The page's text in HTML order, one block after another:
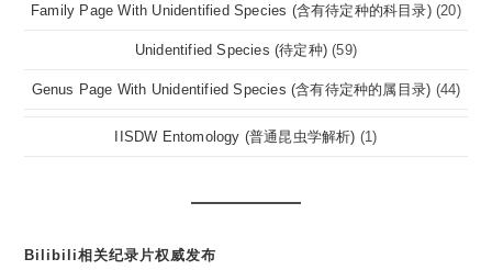
Family Page With Unidentified Species (含有待定种的科目录) (20)
Unidentified Species (待定种) (59)
Genus Page With Unidentified Species (含有待定种的属目录) (44)
IISDW Entomology (普通昆虫学解析) (1)
Bilibili相关纪录片权威发布